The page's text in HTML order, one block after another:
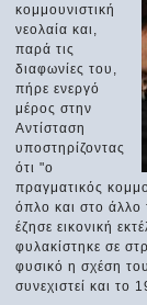
κομμουνιστική
νεολαία και,
παρά τις
διαφωνίες του,
πήρε ενεργό
μέρος στην
Αντίσταση
υποστηρίζοντας
ότι "ο
πραγματικός
όπλο και στο άλλο
έζησε εικονική
φυλακίστηκε σε
φυσικό η σχέση
συνεχιστεί και το